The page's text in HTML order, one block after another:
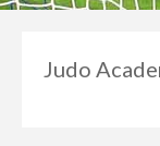
Judo